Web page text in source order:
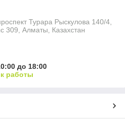
Турара Рыскулова 140/4,
309, Алматы, Казахстан
до 18:00
работы